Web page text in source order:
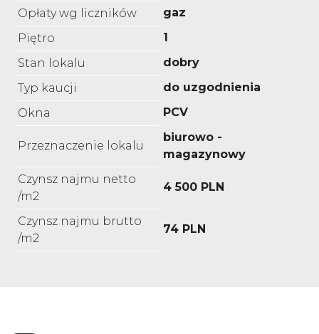
Opłaty wg liczników
gaz
Piętro
1
Stan lokalu
dobry
Typ kaucji
do uzgodnienia
Okna
PCV
Przeznaczenie lokalu
biurowo -
magazynowy
Czynsz najmu netto
/m2
4 500 PLN
Czynsz najmu brutto
/m2
74 PLN